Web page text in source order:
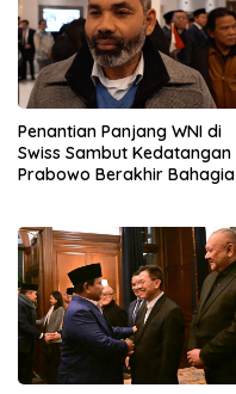
Penantian Panjang WNI di
Swiss Sambut Kedatangan
Prabowo Berakhir Bahagia